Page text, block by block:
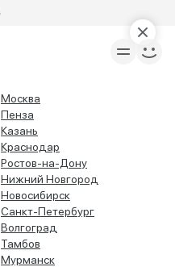
Москва
Пенза
Казань
Краснодар
Ростов-на-Дону
Нижний Новгород
Новосибирск
Санкт-Петербург
Волгоград
Тамбов
Мурманск